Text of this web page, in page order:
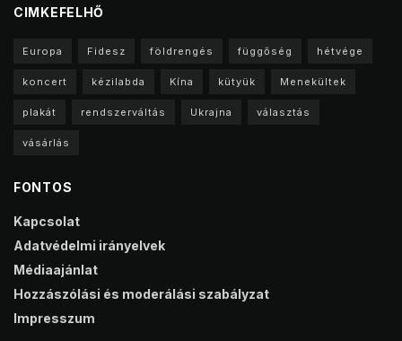
CIMKEFELHŐ
Europa Fidesz földrengés függőség hétvége
koncert kézilabda Kína kütyük Menekültek
plakát rendszerváltás Ukrajna választás
vásárlás
FONTOS
Kapcsolat
Adatvédelmi irányelvek
Médiaajánlat
Hozzászólási és moderálási szabályzat
Impresszum